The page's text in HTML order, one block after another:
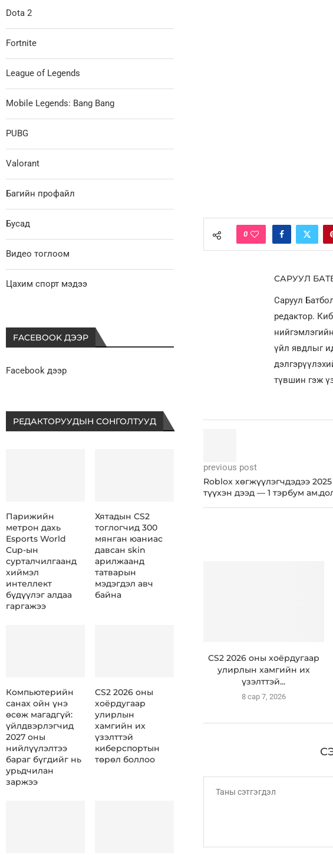
0
САРУУЛ
Саруул
редактор.
үйл явдлыг
түвшин гэж
previous post
Roblox хөгжүүлэгчдэдээ
түүхэн дээд — 1 тэрбум
CS2 2026 оны хоёрдугаар
улирлын хамгийн их
үзэлттэй...
8 сар 7, 2026
Dota 2
Fortnite
League of Legends
Mobile Legends: Bang Bang
PUBG
Valorant
Багийн профайл
Бусад
Видео тоглоом
Цахим спорт мэдээ
FACEBOOK ДЭЭР
Facebook дээр
РЕДАКТОРУУДЫН СОНГОЛТУУД
Парижийн
метрон дахь
Esports World
Cup-ын
сурталчилгаанд
хиймэл
интеллект
бүдүүлэг алдаа
гаргажээ
Хятадын CS2
тоглогчид 300
мянган юаниас
давсан skin
арилжаанд
татварын
мэдэгдэл авч
байна
Компьютерийн
санах ойн үнэ
өсөж магадгүй:
үйлдвэрлэгчид
2027 оны
нийлүүлэлтээ
бараг бүгдийг нь
урьдчилан
заржээ
CS2 2026 оны
хоёрдугаар
улирлын
хамгийн их
үзэлттэй
киберспортын
төрөл боллоо